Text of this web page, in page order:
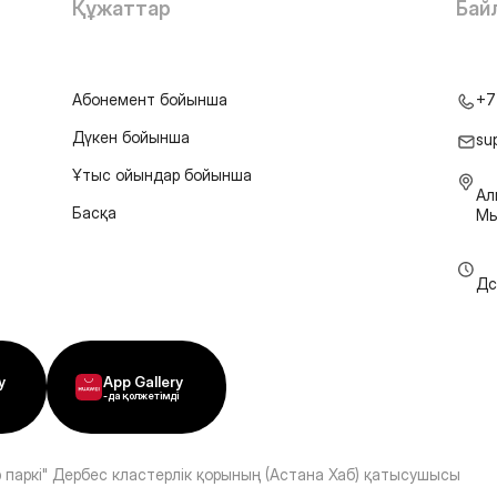
Құжаттар
Абонемент бойынша
Дүкен бойынша
Ұтыс ойындар бойынша
Басқа
App Gallery
-да қолжетімді
Дербес кластерлік қорының (Астана Хаб) қатысушысы